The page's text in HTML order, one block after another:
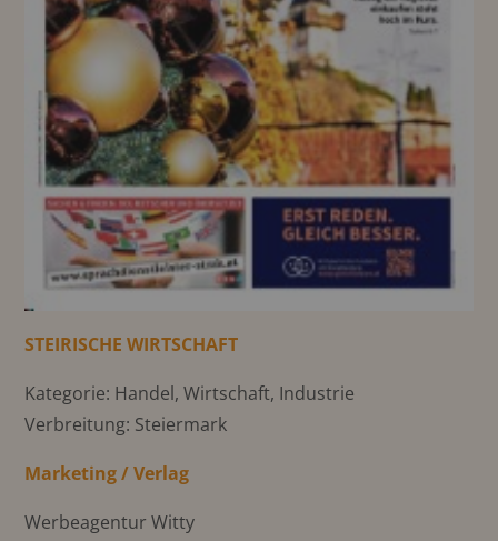
STEIRISCHE WIRTSCHAFT
Kategorie: Handel, Wirtschaft, Industrie
Verbreitung: Steiermark
Marketing / Verlag
Werbeagentur Witty